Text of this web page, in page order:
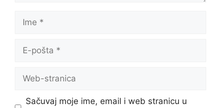
Ime
pošta
Web-
Sačuvaj moje ime, email i web stranicu u